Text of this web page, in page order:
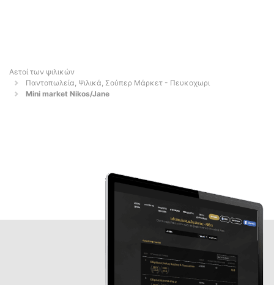
Αετοί των ψιλικών
Παντοπωλεία, Ψιλικά, Σούπερ Μάρκετ - Πευκοχωρι
Mini market Nikos/Jane